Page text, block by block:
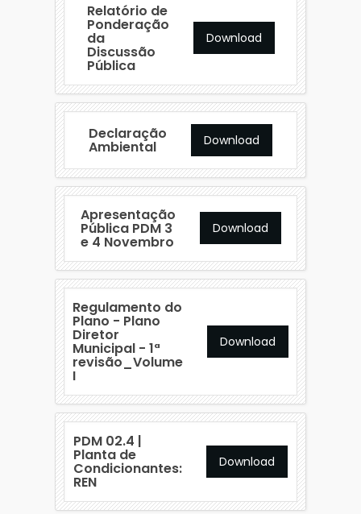
Relatório de
Ponderação
da
Discussão
Pública
Download
Declaração
Ambiental Download
Apresentação
Pública PDM 3
e 4 Novembro
Download
Regulamento do
Plano - Plano
Diretor
Municipal - 1ª
revisão_Volume
I
Download
PDM 02.4 |
Planta de
Condicionantes:
REN
Download